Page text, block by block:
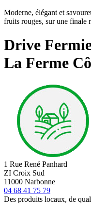
Moderne, élégant et
fruits rouges, sur une finale
Drive
La Ferme
1 Rue René Panhard
ZI Croix Sud
11000 Narbonne
04 68 41 75 79
Des produits locaux, de